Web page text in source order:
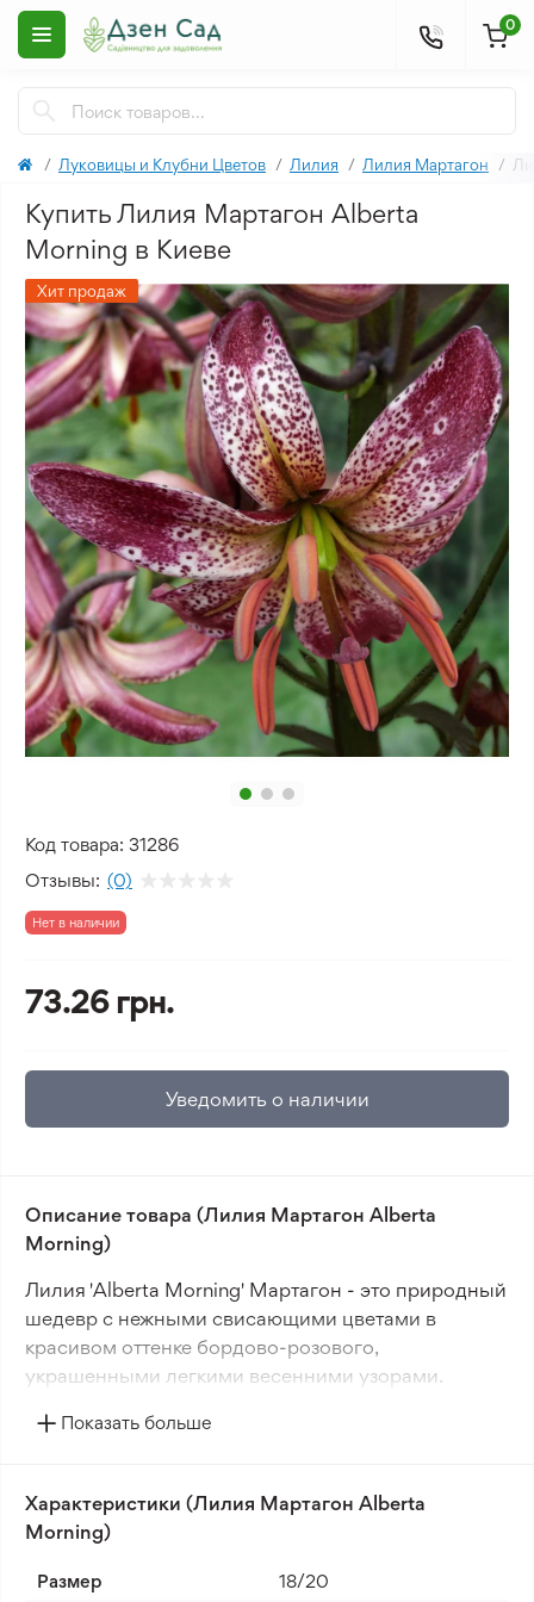
0
Луковицы и Клубни Цветов Лилия Лилия Мартагон
Купить Лилия Мартагон Alberta
Morning в Киеве
Хит продаж
Код товара: 31286
Отзывы: (0)
Нет в наличии
73.26 грн.
Уведомить о наличии
Описание товара (Лилия Мартагон Alberta
Morning)
Лилия 'Alberta Morning' Мартагон - это природный
шедевр с нежными свисающими цветами в
красивом оттенке бордово-розового,
украшенными легкими весенними узорами.
Это волшебное растение впечатляет своей
Лилия 'Alberta Morning', как и все Мартагоны,
адаптацию после пересадки, но после укоренения
Показать больше
Характеристики (Лилия Мартагон Alberta
Morning)
Размер
18/20